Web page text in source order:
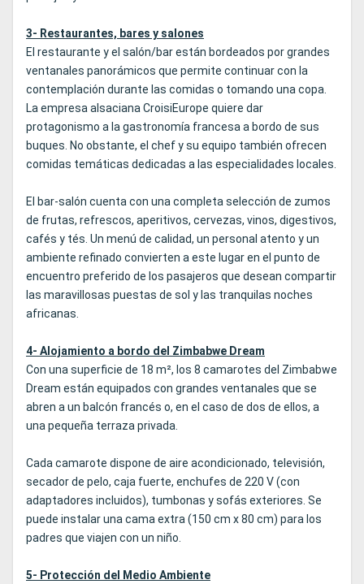
3- Restaurantes, bares y salones
El restaurante y el salón/bar están bordeados por grandes
ventanales panorámicos que permite continuar con la
contemplación durante las comidas o tomando una copa.
La empresa alsaciana CroisiEurope quiere dar
protagonismo a la gastronomía francesa a bordo de sus
buques. No obstante, el chef y su equipo también ofrecen
comidas temáticas dedicadas a las especialidades locales.
El bar-salón cuenta con una completa selección de zumos
de frutas, refrescos, aperitivos, cervezas, vinos, digestivos,
cafés y tés. Un menú de calidad, un personal atento y un
ambiente refinado convierten a este lugar en el punto de
encuentro preferido de los pasajeros que desean compartir
las maravillosas puestas de sol y las tranquilas noches
africanas.
4- Alojamiento a bordo del Zimbabwe Dream
Con una superficie de 18 m², los 8 camarotes del Zimbabwe
Dream están equipados con grandes ventanales que se
abren a un balcón francés o, en el caso de dos de ellos, a
una pequeña terraza privada.
Cada camarote dispone de aire acondicionado, televisión,
secador de pelo, caja fuerte, enchufes de 220 V (con
adaptadores incluidos), tumbonas y sofás exteriores. Se
puede instalar una cama extra (150 cm x 80 cm) para los
padres que viajen con un niño.
5- Protección del Medio Ambiente